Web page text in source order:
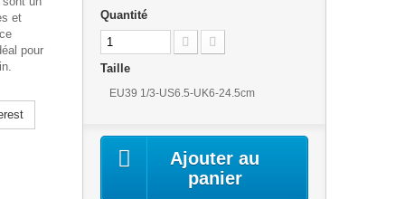
et
pour
Quantité
Taille
EU39 1/3-US6.5-UK6-24.5cm
Ajouter au
panier